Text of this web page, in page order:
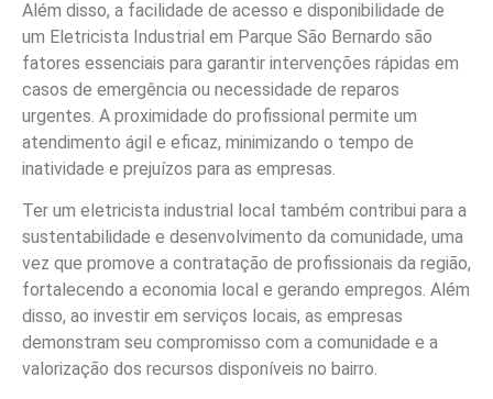
Além disso, a facilidade de acesso e disponibilidade de
um Eletricista Industrial em Parque São Bernardo são
fatores essenciais para garantir intervenções rápidas em
casos de emergência ou necessidade de reparos
urgentes. A proximidade do profissional permite um
atendimento ágil e eficaz, minimizando o tempo de
inatividade e prejuízos para as empresas.
Ter um eletricista industrial local também contribui para a
sustentabilidade e desenvolvimento da comunidade, uma
vez que promove a contratação de profissionais da região,
fortalecendo a economia local e gerando empregos. Além
disso, ao investir em serviços locais, as empresas
demonstram seu compromisso com a comunidade e a
valorização dos recursos disponíveis no bairro.